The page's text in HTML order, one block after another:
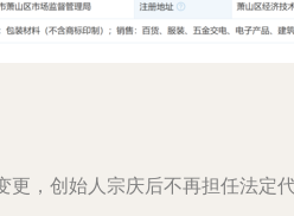
，创始人宗庆后不再担任法